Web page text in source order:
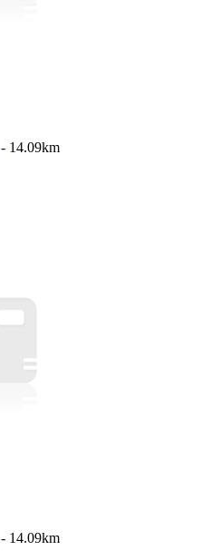
- 14.09km
- 14.09km